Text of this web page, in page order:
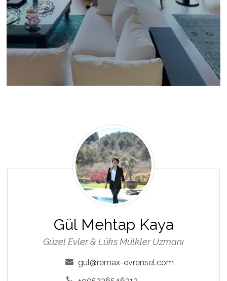
Gül
Mehtap
Kaya
Gül Mehtap Kaya
Güzel Evler & Lüks Mülkler Uzmanı
gul@remax-evrensel.com